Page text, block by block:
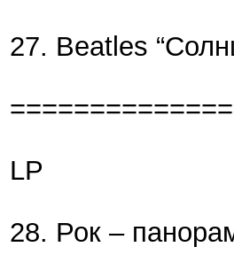
27. Beatles
LP
28. Рок –